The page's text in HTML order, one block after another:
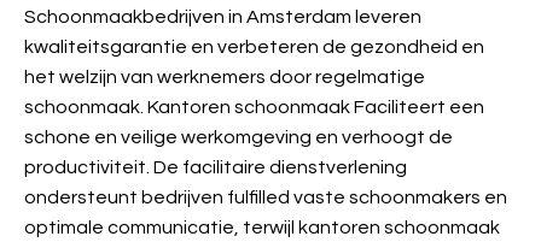
Schoonmaakbedrijven in Amsterdam leveren
kwaliteitsgarantie en verbeteren de gezondheid en
het welzijn van werknemers door regelmatige
schoonmaak. Kantoren schoonmaak Faciliteert een
schone en veilige werkomgeving en verhoogt de
productiviteit. De facilitaire dienstverlening
ondersteunt bedrijven fulfilled vaste schoonmakers en
optimale communicatie, terwijl kantoren schoonmaak